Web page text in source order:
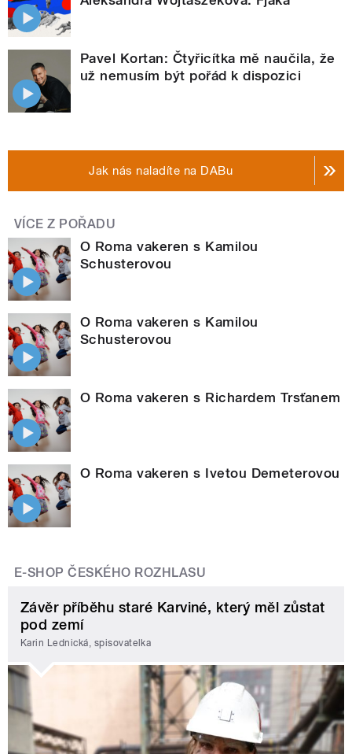
Pavel Kortan: Čtyřicítka mě naučila, že
už nemusím být pořád k dispozici
Jak nás naladíte na DABu
VÍCE Z POŘADU
O Roma vakeren s Kamilou
Schusterovou
O Roma vakeren s Kamilou
Schusterovou
O Roma vakeren s Richardem Trsťanem
O Roma vakeren s Ivetou Demeterovou
E-SHOP ČESKÉHO ROZHLASU
Závěr příběhu staré Karviné, který měl zůstat
pod zemí
Karin Lednická, spisovatelka